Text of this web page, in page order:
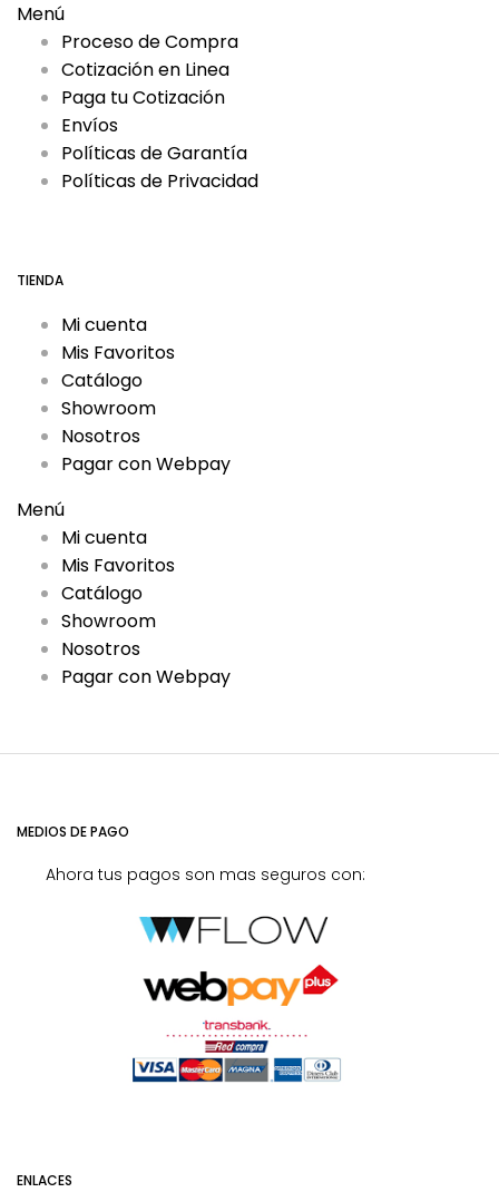
Menú
Proceso de Compra
Cotización en Linea
Paga tu Cotización
Envíos
Políticas de Garantía
Políticas de Privacidad
TIENDA
Mi cuenta
Mis Favoritos
Catálogo
Showroom
Nosotros
Pagar con Webpay
Menú
Mi cuenta
Mis Favoritos
Catálogo
Showroom
Nosotros
Pagar con Webpay
MEDIOS DE PAGO
Ahora tus pagos son mas seguros con:
ENLACES